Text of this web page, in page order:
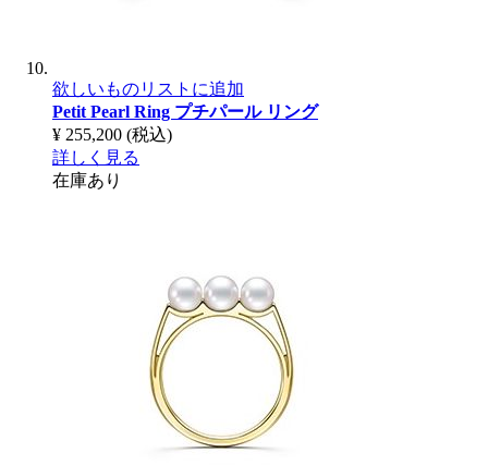
欲しいものリストに追加
Petit Pearl Ring プチパール リング
¥ 255,200 (税込)
詳しく見る
在庫あり